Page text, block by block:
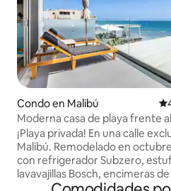
Condo en Malibú
Moderna casa de playa frente
Malibu Road con aire
¡Playa privada! En una calle
Malibú. Remodelado en
con refrigerador Subzero,
lavavajillas Bosch, encimeras
baño nuevo, pisos nuevos de